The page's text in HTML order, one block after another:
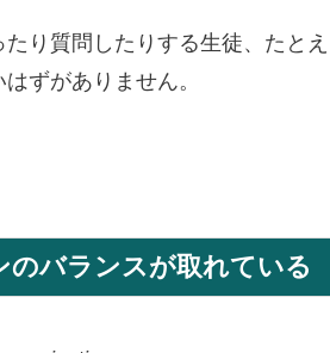
り質問したりする生徒、たとえ
ずがありません。
のバランスが取れている